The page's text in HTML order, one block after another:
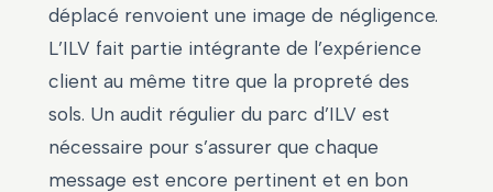
déplacé renvoient une image de négligence.
L’ILV fait partie intégrante de l’expérience
client au même titre que la propreté des
sols. Un audit régulier du parc d’ILV est
nécessaire pour s’assurer que chaque
message est encore pertinent et en bon